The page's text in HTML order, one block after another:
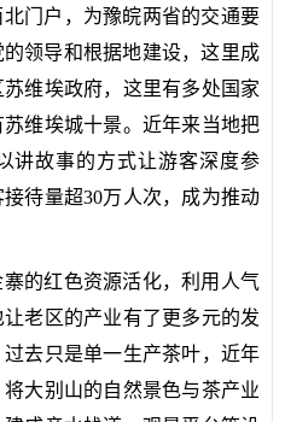
门户，为豫皖两省的交通要
领导和根据地建设，这里成
维埃政府，这里有多处国家
维埃城十景。近年来当地把
讲故事的方式让游客深度参
待量超30万人次，成为推动
的红色资源活化，利用人气
老区的产业有了更多元的发
去只是单一生产茶叶，近年
大别山的自然景色与茶产业